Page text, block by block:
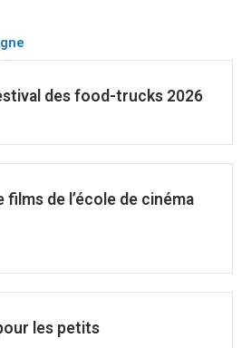
des food-trucks 2026
films de l’école de cinéma
les petits